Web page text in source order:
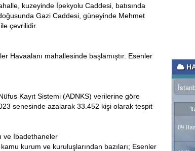
kuzeyinde İpekyolu Caddesi, batısında
Gazi Caddesi, güneyinde Mehmet
çevrilidir.
Havaalanı mahallesinde başlamıştır. Esenler
Kayıt Sistemi (ADNKS) verilerine göre
senesinde azalarak 33.452 kişi olarak tespit
ve İbadethaneler
kurum ve kuruluşlarından bazıları; Esenler
09